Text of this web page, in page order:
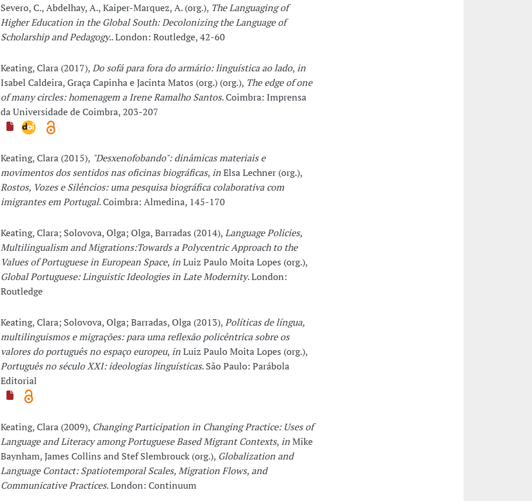
Severo, C., Abdelhay, A., Kaiper-Marquez, A. (org.), The Languaging of
Higher Education in the Global South: Decolonizing the Language of
Scholarship and Pedagogy.. London: Routledge, 42-60
Keating, Clara (2017),Do sofá para fora do armário: linguística ao lado,in
Isabel Caldeira, Graça Capinha e Jacinta Matos (org.) (org.), The edge of one
of many circles: homenagem a Irene Ramalho Santos. Coimbra: Imprensa
da Universidade de Coimbra, 203-207
Keating, Clara (2015), "Desxenofobando": dinâmicas materiais e
movimentos dos sentidos nas oficinas biográficas,inElsa Lechner (org.),
Rostos, Vozes e Silêncios: uma pesquisa biográfica colaborativa com
imigrantes em Portugal. Coimbra: Almedina, 145-170
Keating, Clara; Solovova, Olga; Olga, Barradas (2014),Language Policies,
Multilingualism and Migrations:Towards a Polycentric Approach to the
Values of Portuguese in European Space,inLuiz Paulo Moita Lopes (org.),
Global Portuguese: Linguistic Ideologies in Late Modernity. London:
Routledge
Keating, Clara; Solovova, Olga; Barradas, Olga (2013),Políticas de língua,
multilinguismos e migrações: para uma reflexão policêntrica sobre os
valores do português no espaço europeu,inLuiz Paulo Moita Lopes (org.),
Português no século XXI: ideologias linguísticas. São Paulo: Parábola
Editorial
Keating, Clara (2009), Changing Participation in Changing Practice: Uses of
Language and Literacy among Portuguese Based Migrant Contexts,inMike
Baynham, James Collins and Stef Slembrouck (org.), Globalization and
Language Contact: Spatiotemporal Scales, Migration Flows, and
Communicative Practices. London: Continuum